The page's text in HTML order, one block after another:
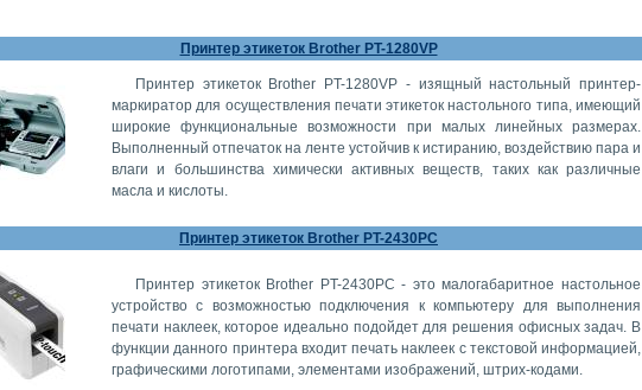
Принтер этикеток Brother PT-1280VP
Принтер этикеток Brother PT-1280VP - изящный настольный принтер-
маркиратор для осуществления печати этикеток настольного типа, имеющий
широкие функциональные возможности при малых линейных размерах.
Выполненный отпечаток на ленте устойчив к истиранию, воздействию пара и
влаги и большинства химически активных веществ, таких как различные
масла и кислоты.
Принтер этикеток Brother PT-2430PC
Принтер этикеток Brother PT-2430PC - это малогабаритное настольное
устройство с возможностью подключения к компьютеру для выполнения
печати наклеек, которое идеально подойдет для решения офисных задач. В
функции данного принтера входит печать наклеек с текстовой информацией,
графическими логотипами, элементами изображений, штрих-кодами.